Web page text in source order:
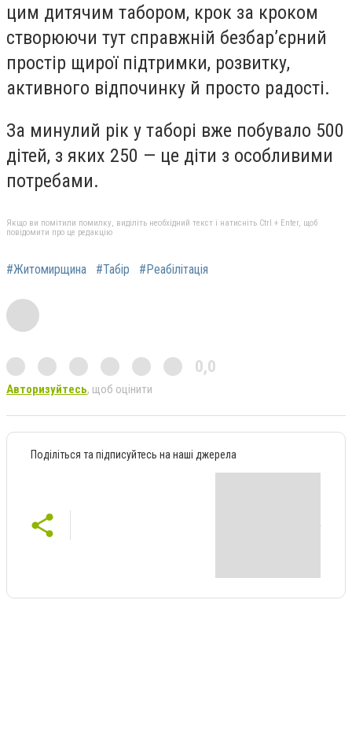
цим дитячим табором, крок за кроком
створюючи тут справжній безбар’єрний
простір щирої підтримки, розвитку,
активного відпочинку й просто радості.
За минулий рік у таборі вже побувало 500
дітей, з яких 250 — це діти з особливими
потребами.
Якщо ви помітили помилку, виділіть необхідний текст і натисніть Ctrl + Enter, щоб
повідомити про це редакцію
#Житомирщина #Табір #Реабілітація
0,0
Авторизуйтесь, щоб оцінити
Поділіться та підписуйтесь на наші джерела